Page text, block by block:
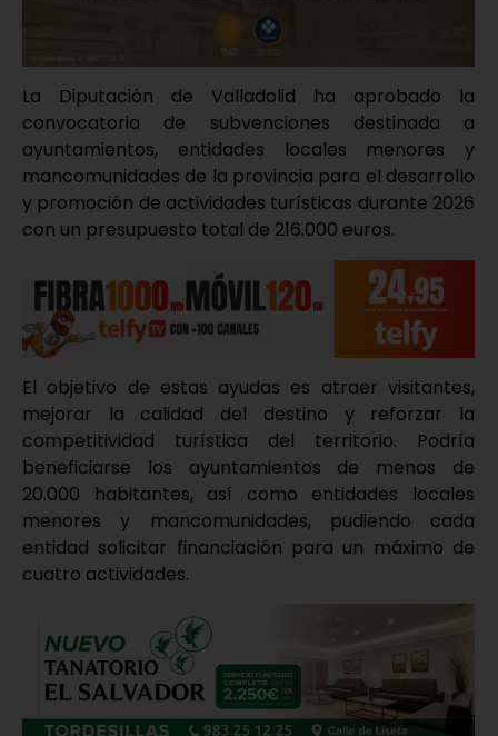
La Diputación de Valladolid ha aprobado la
convocatoria de subvenciones destinada a
ayuntamientos, entidades locales menores y
mancomunidades de la provincia para el desarrollo
y promoción de actividades turísticas durante 2026
con un presupuesto total de 216.000 euros.
El objetivo de estas ayudas es atraer visitantes,
mejorar la calidad del destino y reforzar la
competitividad turística del territorio. Podría
beneficiarse los ayuntamientos de menos de
20.000 habitantes, así como entidades locales
menores y mancomunidades, pudiendo cada
entidad solicitar financiación para un máximo de
cuatro actividades.